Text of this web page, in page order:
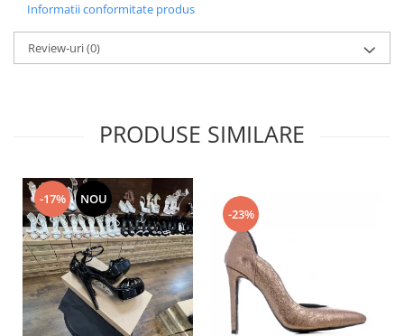
Informatii conformitate produs
Review-uri(0)
PRODUSE SIMILARE
-17% NOU
-23%